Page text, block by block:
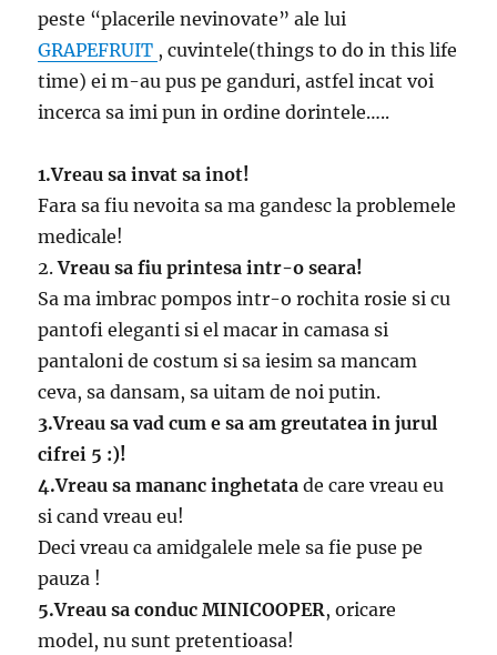
peste “placerile nevinovate” ale lui
GRAPEFRUIT , cuvintele(things to do in this life
time) ei m-au pus pe ganduri, astfel incat voi
incerca sa imi pun in ordine dorintele…..
1.Vreau sa invat sa inot!
Fara sa fiu nevoita sa ma gandesc la problemele
medicale!
2.Vreau sa fiu printesa intr-o seara!
Sa ma imbrac pompos intr-o rochita rosie si cu
pantofi eleganti si el macar in camasa si
pantaloni de costum si sa iesim sa mancam
ceva, sa dansam, sa uitam de noi putin.
3.Vreau sa vad cum e sa am greutatea in jurul
cifrei 5 :)!
4.Vreau sa mananc inghetata de care vreau eu
si cand vreau eu!
Deci vreau ca amidgalele mele sa fie puse pe
pauza !
5.Vreau sa conduc MINICOOPER, oricare
model, nu sunt pretentioasa!